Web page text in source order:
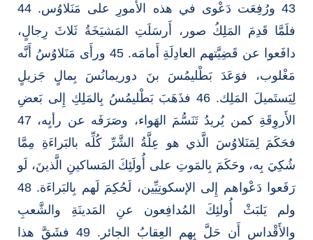
43 ورُفِعَت دَعْوى في هذه الأمورِ على مَنَلاوُس. 44
فلَمَّا قَدِمَ المَلِكُ صور، أَرسَلَتِ المَشيَخَةُ ثَلاثَ رِجالٍ،
دافَعوا عن قَضِيَّتهم العادِلَةِ أَمامَه. 45 ورأَى مَنَلاوُسُ أَنَّه
مَغْلوب، فوَعَدَ بَطْليمُسَ بنَ دوريمانُسَ بِمالٍ جَزيلٍ
لِيَستَميلَ المَلِك. 46 فذَهَبَ بَطْليمُسُ بِالمَلِكِ إِلى بَعضِ
الأَروِقَةِ كمن يُريدُ تَنَسُّمَ الهَواء، وصَرَفَه عن رأيِه، 47
فحَكَمَ لِمَنَلاوُسَ الَّذي هو عِلَّةُ الشَّرِّ كُلِّه بالبَراءَةِ مِمَّا
شُكِيَ بِه، وحَكَمَ بِالمَوتِ على أُولَئِكَ المَساكينِ الَّذينَ، لَو
رَفَعوا دَعْواهم إِلى الإسكوتِيِّين، لَحُكِمَ لَهم بِالبَراءَة. 48
ولم يَلبَثْ أُولئِكَ المُدافِعون عنِ المَدينَةِ والشَّعبِ
والأَقْداسِ أَن حَلَّ بِهمِ العِقابُ الجائر. 49 فشَقَّ هذا